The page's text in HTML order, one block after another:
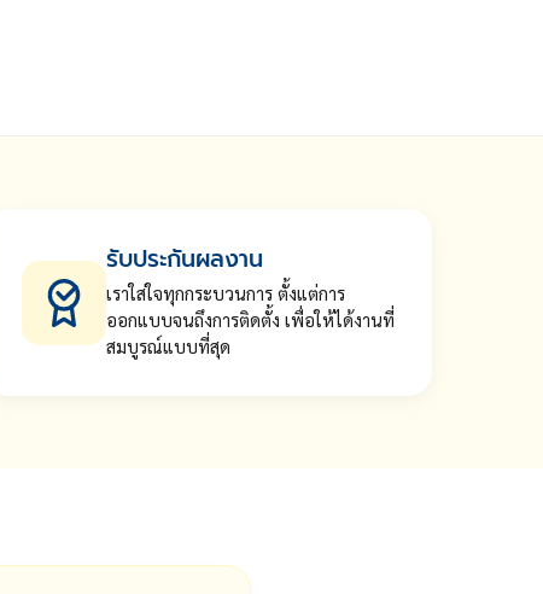
รับประกันผลงาน
เราใส่ใจทุกกระบวนการ ตั้งแต่การ
ออกแบบจนถึงการติดตั้ง เพื่อให้ได้งานที่
สมบูรณ์แบบที่สุด